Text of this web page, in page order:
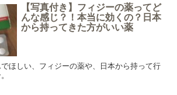
【写真付き】フィジーの薬ってど
んな感じ？！本当に効くの？日本
から持ってきた方がいい薬
ほしい、フィジーの薬や、日本から持って行